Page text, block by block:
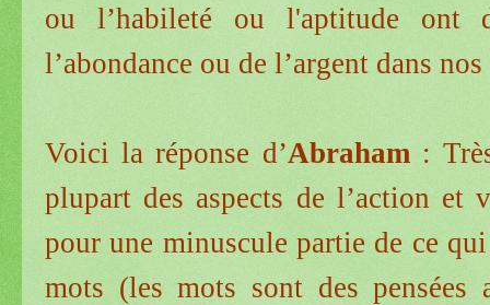
ou l’habileté ou l'aptitude ont
l’abondance ou de l’argent dans
Voici la réponse d’Abraham :
plupart des aspects de l’action et
pour une minuscule partie de ce
mots (les mots sont des pensées